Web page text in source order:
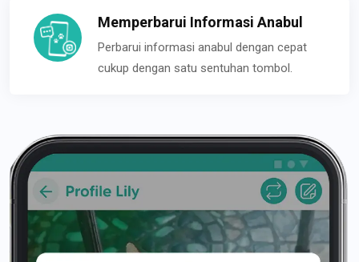
Memperbarui Informasi Anabul
Perbarui informasi anabul dengan cepat
cukup dengan satu sentuhan tombol.